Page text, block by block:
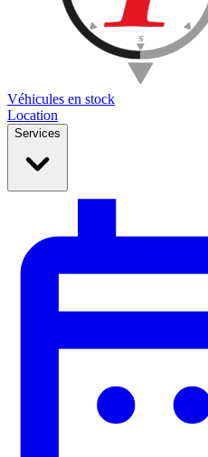
Véhicules en stock
Location
Services